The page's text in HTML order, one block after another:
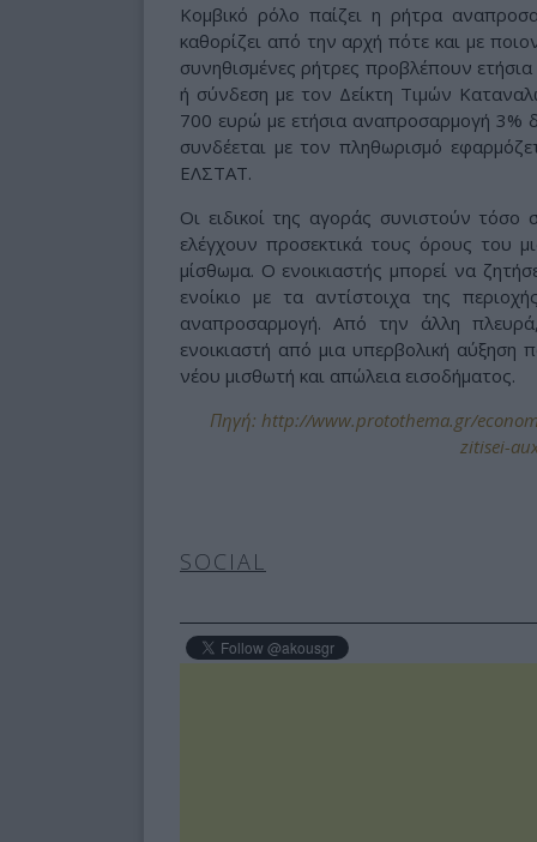
Κομβικό ρόλο παίζει η ρήτρα
καθορίζει από την αρχή πότε και με
συνηθισμένες ρήτρες προβλέπουν
ή σύνδεση με τον Δείκτη Τιμών
700 ευρώ με ετήσια αναπροσαρμογή
συνδέεται με τον πληθωρισμό
ΕΛΣΤΑΤ.
Οι ειδικοί της αγοράς συνιστούν τόσο
ελέγχουν προσεκτικά τους όρους του
μίσθωμα. Ο ενοικιαστής μπορεί να
ενοίκιο με τα αντίστοιχα της
αναπροσαρμογή. Από την άλλη
ενοικιαστή από μια υπερβολική
νέου μισθωτή και απώλεια εισοδήματος.
Πηγή: http://www.protothema.gr/
zitisei-
SOCIAL